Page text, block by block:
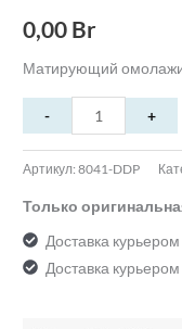
0,00 Br
Матирующий
Артикул:8041-DDP
Только
Доставка
Доставка